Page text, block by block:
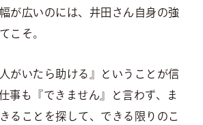
が広いのには、井田さん自身の強
こそ。
がいたら助ける』ということが信
事も『できません』と言わず、ま
ることを探して、できる限りのこ